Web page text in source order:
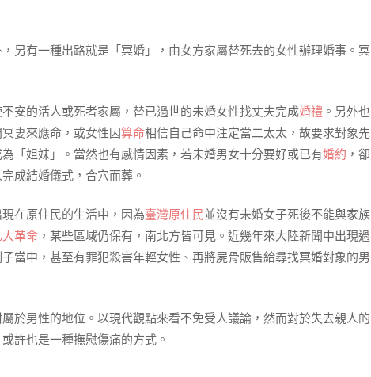
另有一種出路就是「冥婚」，由女方家屬替死去的女性辦理婚事。冥
安的活人或死者家屬，替已過世的未婚女性找丈夫完成婚禮 。另外也
妻來應命，或女性因算命相信自己命中注定當二太太，故要求對象先
「姐妹」。當然也有感情因素，若未婚男女十分要好或已有婚約 ，卻
成結婚儀式，合穴而葬。
在原住民的生活中，因為臺灣原住民並沒有未婚女子死後不能與家族
革命 ，某些區域仍保有，南北方皆可見。近幾年來大陸新聞中出現過
當中，甚至有罪犯殺害年輕女性、再將屍骨販售給尋找冥婚對象的男
於男性的地位。以現代觀點來看不免受人議論，然而對於失去親人的
許也是一種撫慰傷痛的方式。